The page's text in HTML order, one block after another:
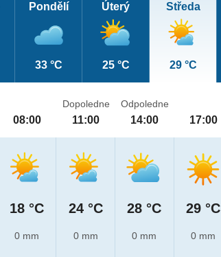
Pondělí
33 °C
Úterý
25 °C
Středa
29 °C
08:00
18 °C
0 mm
Dopoledne
11:00
24 °C
0 mm
Odpoledne
14:00
28 °C
0 mm
17:00
29 °C
0 mm